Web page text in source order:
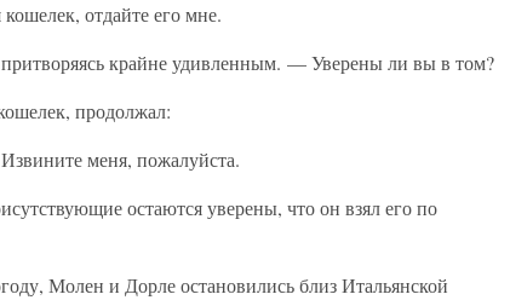
отдайте его мне.
крайне удивленным. — Уверены ли вы в том?
продолжал:
меня, пожалуйста.
остаются уверены, что он взял его по
Молен и Дорле остановились близ Итальянской